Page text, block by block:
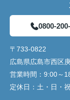
0800-
〒733-0822
広島県広島市西区
営業時間： 9:00～
定休日： 土・日・